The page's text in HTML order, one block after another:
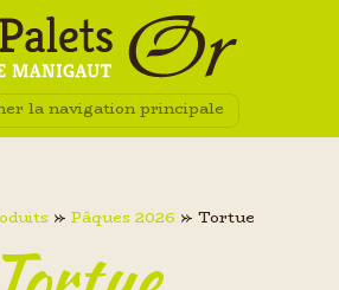
la navigation principale
» Pâques 2026 » Tortue